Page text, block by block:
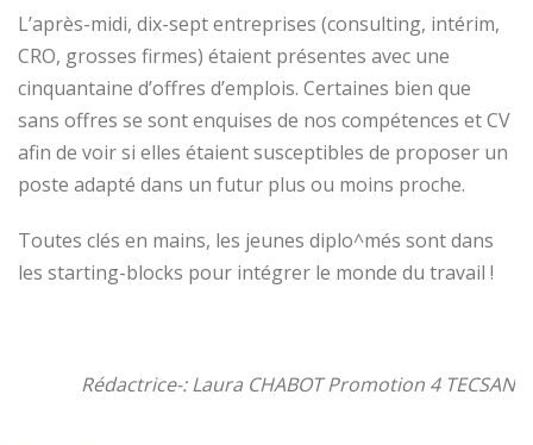
L’après-midi, dix-sept entreprises (consulting, intérim,
CRO, grosses firmes) étaient présentes avec une
cinquantaine d’offres d’emplois. Certaines bien que
sans offres se sont enquises de nos compétences et CV
afin de voir si elles étaient susceptibles de proposer un
poste adapté dans un futur plus ou moins proche.
Toutes clés en mains, les jeunes diplo^més sont dans
les starting-blocks pour intégrer le monde du travail !
Rédactrice-: Laura CHABOT Promotion 4 TECSAN